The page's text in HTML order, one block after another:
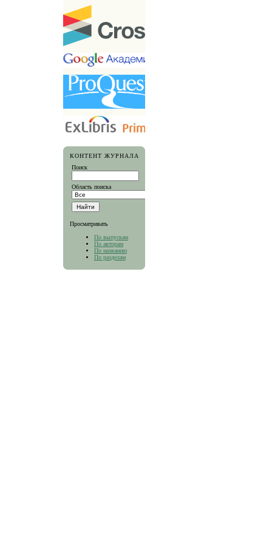
КОНТЕНТ ЖУРНАЛА
Поиск
Область поиска
Просматривать
По выпускам
По авторам
По названию
По разделам